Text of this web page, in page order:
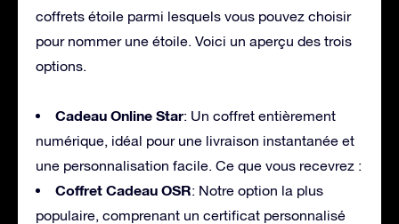
coffrets étoile parmi lesquels vous pouvez choisir
pour nommer une étoile. Voici un aperçu des trois
options.
Cadeau Online Star: Un coffret entièrement
numérique, idéal pour une livraison instantanée et
une personnalisation facile. Ce que vous recevrez :
Coffret Cadeau OSR: Notre option la plus
populaire, comprenant un certificat personnalisé